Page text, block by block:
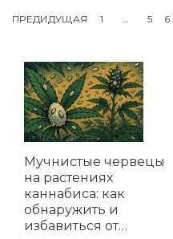
t
Пагинация
ПРЕДИДУЩАЯ 1 5 6
Мучнистые червецы
на растениях
каннабиса: как
обнаружить и
избавиться от…